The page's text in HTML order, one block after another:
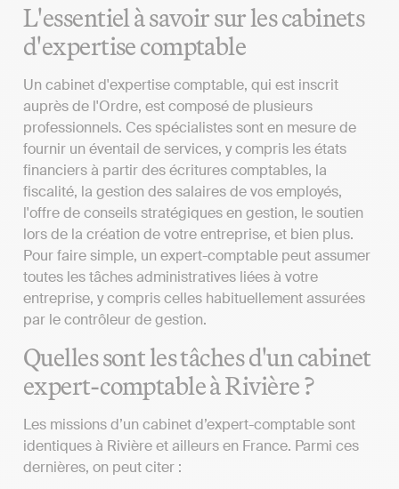
L'essentiel à savoir sur les cabinets
d'expertise comptable
Un cabinet d'expertise comptable, qui est inscrit
auprès de l'Ordre, est composé de plusieurs
professionnels. Ces spécialistes sont en mesure de
fournir un éventail de services, y compris les états
financiers à partir des écritures comptables, la
fiscalité, la gestion des salaires de vos employés,
l'offre de conseils stratégiques en gestion, le soutien
lors de la création de votre entreprise, et bien plus.
Pour faire simple, un expert-comptable peut assumer
toutes les tâches administratives liées à votre
entreprise, y compris celles habituellement assurées
par le contrôleur de gestion.
Quelles sont les tâches d'un cabinet
expert-comptable à Rivière ?
Les missions d’un cabinet d’expert-comptable sont
identiques à Rivière et ailleurs en France. Parmi ces
dernières, on peut citer :